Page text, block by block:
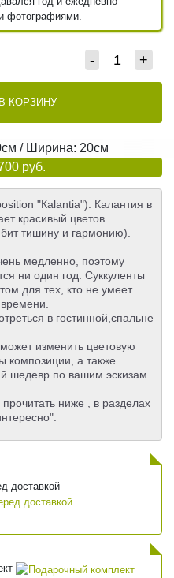
фотографиями.
- +
КОРЗИНУ
/ Ширина: 20см
руб.
"Кalantia"). Калантия в
красивый цветов.
тишину и гармонию).
медленно, поэтому
ни один год. Суккуленты
для тех, кто не умеет
в гостинной,спальне
может изменить цветовую
композиции, а также
шедевр по вашим эскизам
ниже , в разделах
доставкой